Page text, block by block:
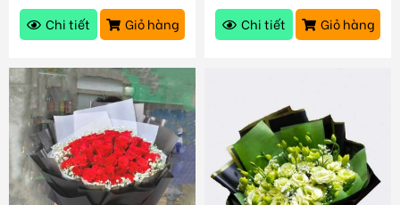
Chi tiết
Giỏ hàng
Chi tiết
Giỏ hàng